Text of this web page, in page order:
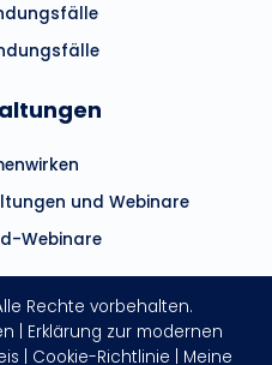
und Webinare
Webinare
Rechte vorbehalten.
Erklärung zur modernen
Cookie-Richtlinie Meine